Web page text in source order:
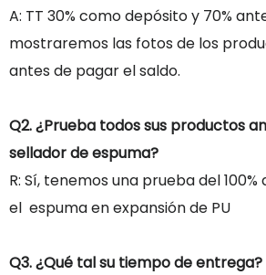
A: TT 30% como depósito y 70%
mostraremos las fotos de los
antes de pagar el saldo.
Q2. ¿Prueba todos sus productos
sellador de espuma?
R: Sí, tenemos una prueba del
el espuma en expansión de PU
Q3. ¿Qué tal su tiempo de entrega?